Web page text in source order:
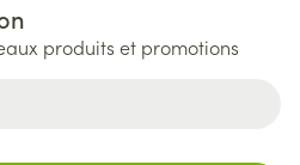
produits et promotions